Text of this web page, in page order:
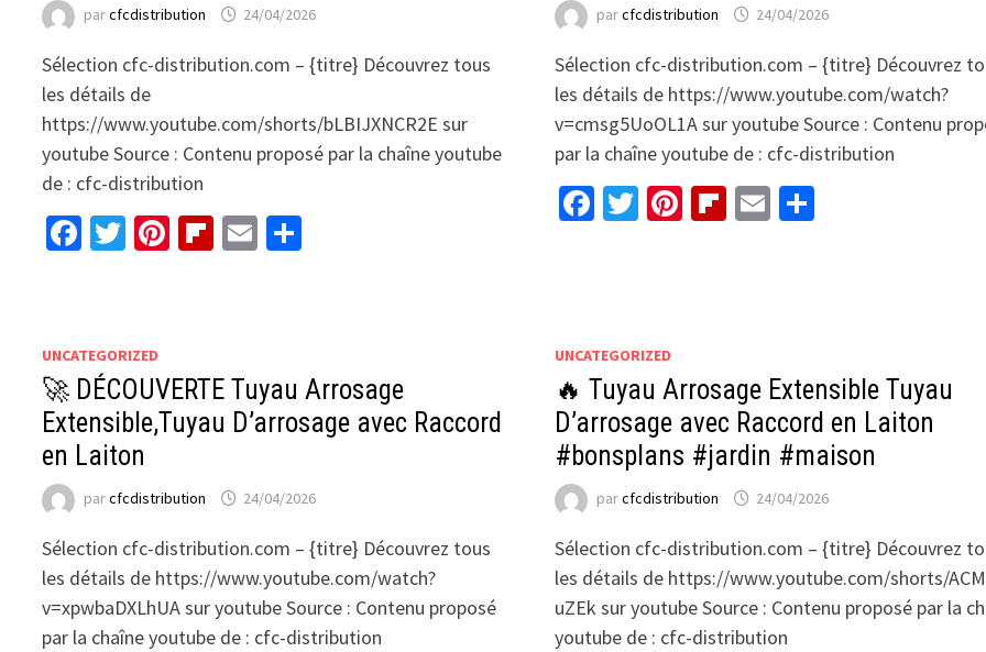
parcfcdistribution 24/04/2026
Sélection cfc-distribution.com – {titre} Découvrez tous
les détails de
https://www.youtube.com/shorts/bLBIJXNCR2E sur
youtube Source : Contenu proposé par la chaîne youtube
de : cfc-distribution
Facebook
Twitter
Pinterest
Flipboard
Email
parcfcdistribution 24/04/2026
Sélection cfc-distribution.com – {titre} Découvrez
les détails de https://www.youtube.com/watch?
v=cmsg5UoOL1A sur youtube Source : Contenu
par la chaîne youtube de : cfc-distribution
Facebook
Twitter
Pinterest
Flipboard
EmailPartager
UNCATEGORIZED
🚀 DÉCOUVERTE Tuyau Arrosage
Extensible,Tuyau D’arrosage avec Raccord
en Laiton
parcfcdistribution 24/04/2026
Sélection cfc-distribution.com – {titre} Découvrez tous
les détails de https://www.youtube.com/watch?
v=xpwbaDXLhUA sur youtube Source : Contenu proposé
par la chaîne youtube de : cfc-distribution
UNCATEGORIZED
🔥 Tuyau Arrosage Extensible Tuyau
D’arrosage avec Raccord en Laiton
#bonsplans #jardin #maison
parcfcdistribution 24/04/2026
Sélection cfc-distribution.com – {titre} Découvrez
les détails de https://www.youtube.com/shorts/
uZEk sur youtube Source : Contenu proposé par la
youtube de : cfc-distribution